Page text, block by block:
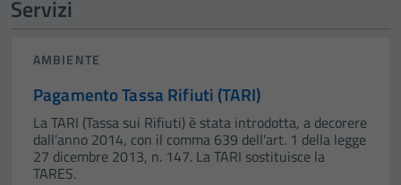
Servizi
AMBIENTE
Pagamento Tassa Rifiuti (TARI)
La TARI (Tassa sui Rifiuti) è stata introdotta, a decorere
dall'anno 2014, con il comma 639 dell'art. 1 della legge
27 dicembre 2013, n. 147. La TARI sostituisce la
TARES.